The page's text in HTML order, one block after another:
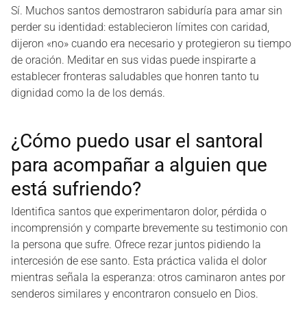
Sí. Muchos santos demostraron sabiduría para amar sin
perder su identidad: establecieron límites con caridad,
dijeron «no» cuando era necesario y protegieron su tiempo
de oración. Meditar en sus vidas puede inspirarte a
establecer fronteras saludables que honren tanto tu
dignidad como la de los demás.
¿Cómo puedo usar el santoral
para acompañar a alguien que
está sufriendo?
Identifica santos que experimentaron dolor, pérdida o
incomprensión y comparte brevemente su testimonio con
la persona que sufre. Ofrece rezar juntos pidiendo la
intercesión de ese santo. Esta práctica valida el dolor
mientras señala la esperanza: otros caminaron antes por
senderos similares y encontraron consuelo en Dios.